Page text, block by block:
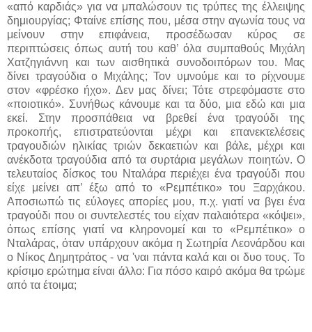
«από καρδιάς» για να μπαλώσουν τις τρύπες της έλλειψης
δημιουργίας; Φταίνε επίσης που, μέσα στην αγωνία τους να
μείνουν στην επιφάνεια, προσέδωσαν κύρος σε
περιπτώσεις όπως αυτή του καθ’ όλα συμπαθούς Μιχάλη
Χατζηγιάννη και των αισθητικά συνοδοιπόρων του. Μας
δίνει τραγούδια ο Μιχάλης; Τον υμνούμε και το ρίχνουμε
στον «φρέσκο ήχο». Δεν μας δίνει; Τότε στρεφόμαστε στο
«ποιοτικό». Συνήθως κάνουμε και τα δύο, μια εδώ και μια
εκεί. Στην προσπάθεια να βρεθεί ένα τραγούδι της
προκοπής, επιστρατεύονται μέχρι και επανεκτελέσεις
τραγουδιών ηλικίας τριών δεκαετιών και βάλε, μέχρι και
ανέκδοτα τραγούδια από τα συρτάρια μεγάλων ποιητών.Ο
τελευταίος δίσκος του Νταλάρα περιέχει ένα τραγούδι που
είχε μείνει απ’ έξω από το «Ρεμπέτικο» του Ξαρχάκου.
Αποσιωπώ τις εύλογες απορίες μου, π.χ. γιατί να βγει ένα
τραγούδι που οι συντελεστές του είχαν παλαιότερα «κόψει»,
όπως επίσης γιατί να κληρονομεί και το «Ρεμπέτικο» ο
Νταλάρας, όταν υπάρχουν ακόμα η Σωτηρία Λεονάρδου και
ο Νίκος Δημητράτος - να 'ναι πάντα καλά και οι δυο τους. Το
κρίσιμο ερώτημα είναι άλλο: Για πόσο καιρό ακόμα θα τρώμε
από τα έτοιμα;